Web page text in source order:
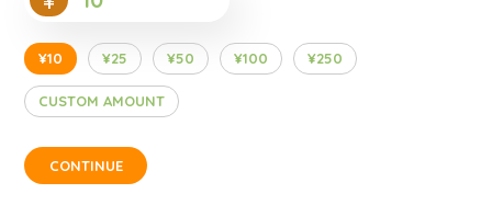
¥10 ¥25 ¥50 ¥100 ¥250
CUSTOM AMOUNT
CONTINUE